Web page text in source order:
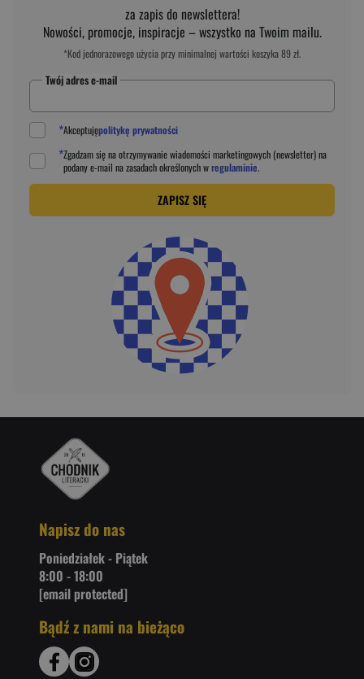
za zapis do newslettera!
Nowości, promocje, inspiracje – wszystko na Twoim mailu.
*Kod jednorazowego użycia przy minimalnej wartości koszyka 89 zł.
Twój adres e-mail
*Akceptujępolitykę prywatności
*Zgadzam się na otrzymywanie wiadomości marketingowych (newsletter) na
podanye-mail na zasadach określonych wregulaminie.
ZAPISZ SIĘ
Napisz do nas
Poniedziałek - Piątek
8:00 - 18:00
[email protected]
Bądź z nami na bieżąco